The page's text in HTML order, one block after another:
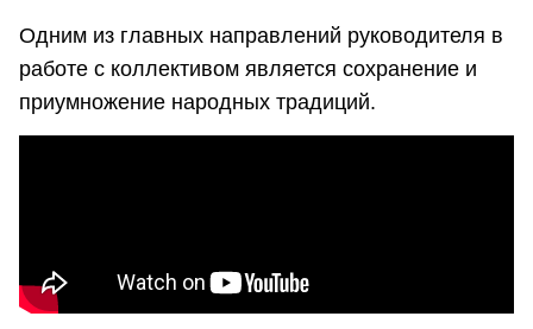
Одним из главных направлений руководителя в
работе с коллективом является сохранение и
приумножение народных традиций.